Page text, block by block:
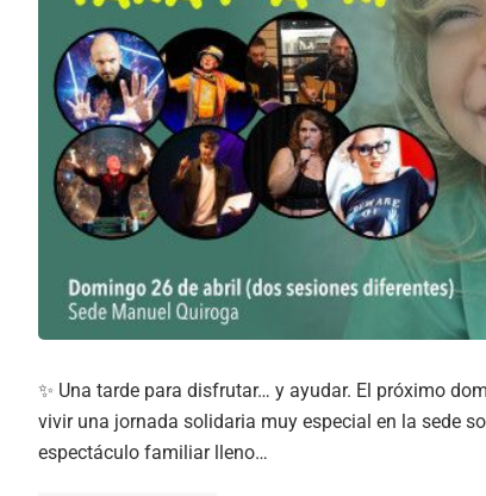
✨ Una tarde para disfrutar… y ayudar. El próximo
vivir una jornada solidaria muy especial en la sede
espectáculo familiar lleno…